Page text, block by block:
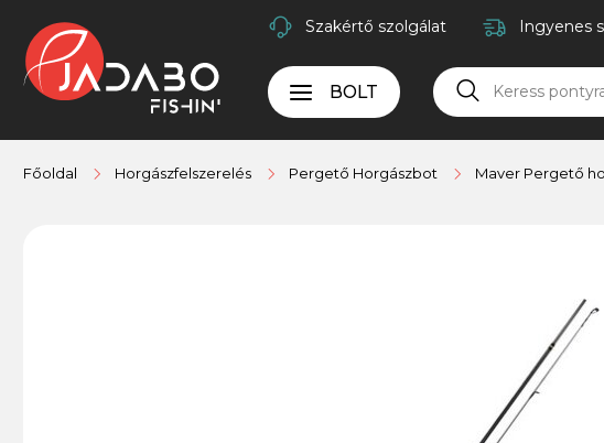
Szakértő szolgálat Ingyenes
BOLT
Főoldal Horgászfelszerelés Pergető Horgászbot Maver Pergető